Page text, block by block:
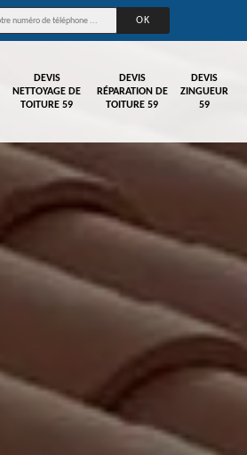
DEVIS
NETTOYAGE DE
TOITURE 59
DEVIS
RÉPARATION DE
TOITURE 59
DEVIS
ZINGUEUR
59